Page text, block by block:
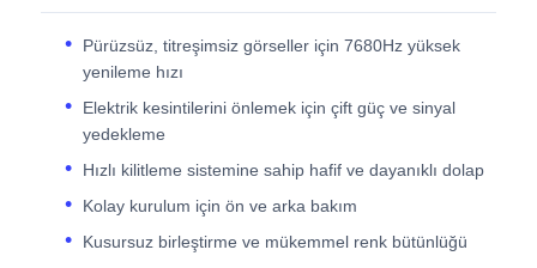
Pürüzsüz, titreşimsiz görseller için 7680Hz yüksek
yenileme hızı
Elektrik kesintilerini önlemek için çift güç ve sinyal
yedekleme
Hızlı kilitleme sistemine sahip hafif ve dayanıklı dolap
Kolay kurulum için ön ve arka bakım
Kusursuz birleştirme ve mükemmel renk bütünlüğü